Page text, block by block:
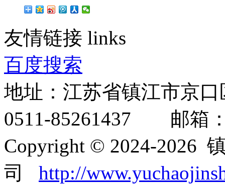
友情链接 links
百度搜索
地址：江苏省镇江市京
0511-85261437 邮箱：
Copyright © 2024-2026
司 http://